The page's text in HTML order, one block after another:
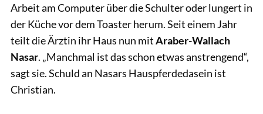
Arbeit am Computer über die Schulter oder lungert in
der Küche vor dem Toaster herum. Seit einem Jahr
teilt die Ärztin ihr Haus nun mitAraber-Wallach
Nasar. „Manchmal ist das schon etwas anstrengend“,
sagt sie. Schuld an Nasars Hauspferdedasein ist
Christian.